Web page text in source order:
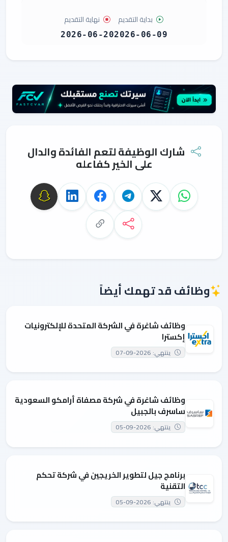
بداية التقديم
2026-06-09
نهاية التقديم
2026-06-20
شارك الوظيفة لتعم الفائدة والدال
على الخير كفاعله
وظائف قد تهمك أيضاً
وظائف شاغرة في الشركة المتحدة للإلكترونيات
إكسترا
ينتهي: 2026-09-07
وظائف شاغرة في شركة مصفاة أرامكو السعودية
ساسرف بالجبيل
ينتهي: 2026-09-05
برنامج جيل لتطوير الخريجين في شركة تحكم
التقنية
ينتهي: 2026-09-05